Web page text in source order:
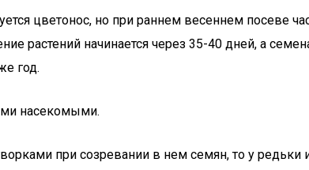
цветонос, но при раннем весеннем посеве
растений начинается через 35-40 дней, а
год.
насекомыми.
при созревании в нем семян, то у редьки